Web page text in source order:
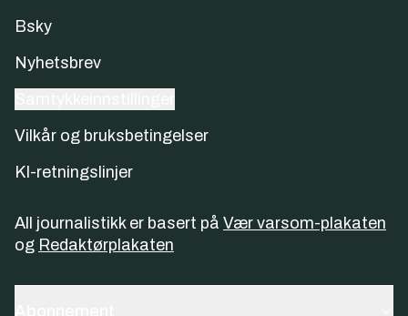
Bsky
Nyhetsbrev
Vilkår og bruksbetingelser
KI-retningslinjer
All journalistikk er basert på Vær varsom-plakaten
og Redaktørplakaten